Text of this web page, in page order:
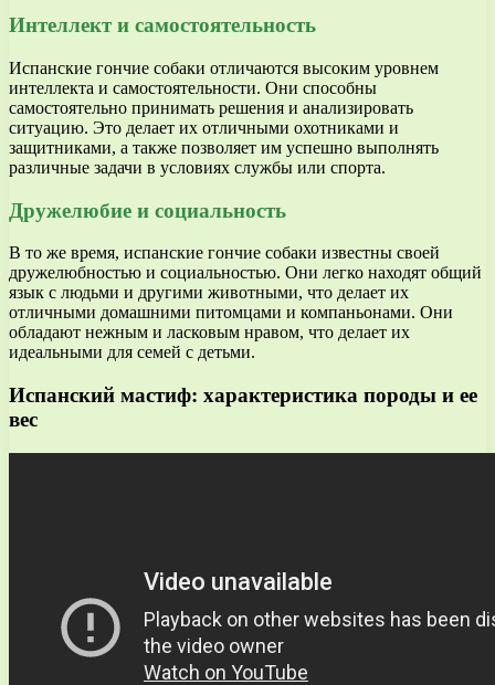
Интеллект и самостоятельность
Испанские гончие собаки отличаются высоким уровнем
интеллекта и самостоятельности. Они способны
самостоятельно принимать решения и анализировать
ситуацию. Это делает их отличными охотниками и
защитниками, а также позволяет им успешно выполнять
различные задачи в условиях службы или спорта.
Дружелюбие и социальность
В то же время, испанские гончие собаки известны своей
дружелюбностью и социальностью. Они легко находят общий
язык с людьми и другими животными, что делает их
отличными домашними питомцами и компаньонами. Они
обладают нежным и ласковым нравом, что делает их
идеальными для семей с детьми.
Испанский мастиф: характеристика породы и ее
вес